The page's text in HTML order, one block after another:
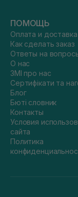
ПОМОЩЬ
Оплата и доставка
Как сделать заказ
Ответы на
О нас
ЗМІ про нас
Сертифікати та
Блог
Бюті словник
Контакты
Условия
сайта
Политика